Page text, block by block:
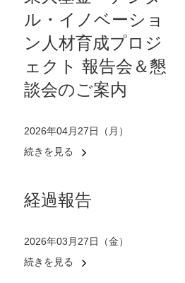
ル・イノベーショ
ン人材育成プロジ
ェクト 報告会＆懇
談会のご案内
2026年04月27日（月）
続きを見る
経過報告
2026年03月27日（金）
続きを見る